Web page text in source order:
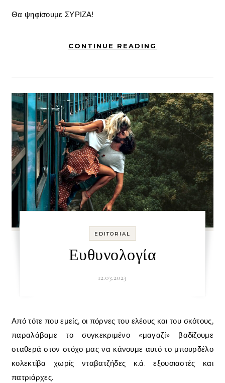
Θα ψηφίσουμε ΣΥΡΙΖΑ!
CONTINUE READING
EDITORIAL
Ευθυνολογία
12.03.2023
Από τότε που εμείς, οι πόρνες του ελέους και του σκότους,
παραλάβαμε το συγκεκριμένο «μαγαζί» βαδίζουμε
σταθερά στον στόχο μας να κάνουμε αυτό το μπουρδέλο
κολεκτίβα χωρίς νταβατζήδες κ.ά. εξουσιαστές και
πατριάρχες.